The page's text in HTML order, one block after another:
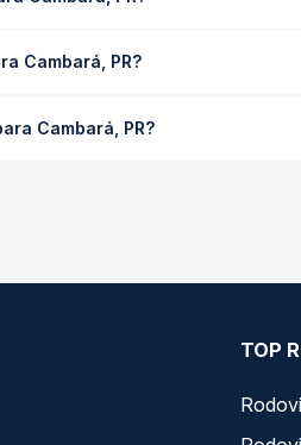
horários disponíveis e vê a
Cambará, PR?
de todas as viações em tempo
Cambará, PR?
TOP